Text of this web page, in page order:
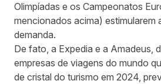
Olimpíadas e os Campeonatos
mencionados acima) estimularem
demanda.
De fato, a Expedia e a Amadeus,
empresas de viagens do mundo
de cristal do turismo em 2024,